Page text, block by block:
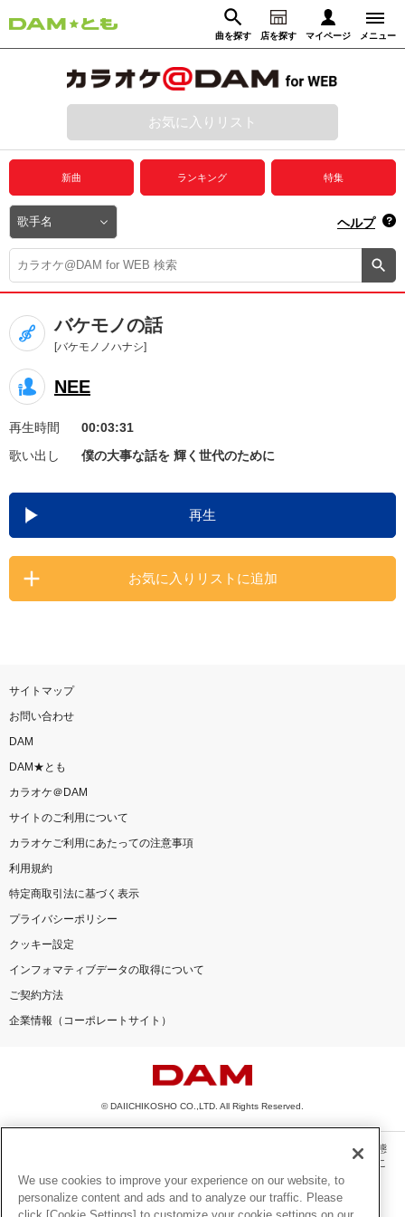
曲を探す 店を探す マイページ メニュー
動画からさがす 録音からさがす
ログイン
プレミアムサービス
DAM★とも動画
DAM★とも録音
カラオケ＠DAM
ユーザー検索
キャンペーン
お知らせ よくあるご質問
DAMの新曲・ランキングなど
カラオケ最新情報をチェック！
お気に入りリスト
新曲 ランキング 特集
ヘルプ
バケモノの話
[バケモノノハナシ]
NEE
再生時間
00:03:31
歌い出し
僕の大事な話を 輝く世代のために
再生
お気に入りリストに追加
サイトマップ
お問い合わせ
DAM
DAM★とも
カラオケ＠DAM
サイトのご利用について
カラオケご利用にあたっての注意事項
利用規約
特定商取引法に基づく表示
プライバシーポリシー
クッキー設定
インフォマティブデータの取得について
ご契約方法
企業情報（コーポレートサイト）
© DAIICHIKOSHO CO.,LTD. All Rights Reserved.
このサイトに掲載されている一切の文章・画像・写真・動画・音声等を、手段や形態
を問わず、著作権法の定める範囲を超えて無断で複製、転載、ファイル化などするこ
とを禁じます。
楽曲及びコンテンツは、機種によりご利用いただけない場合があります。
We use cookies to improve your experience on our website, to
personalize content and ads and to analyze our traffic. Please